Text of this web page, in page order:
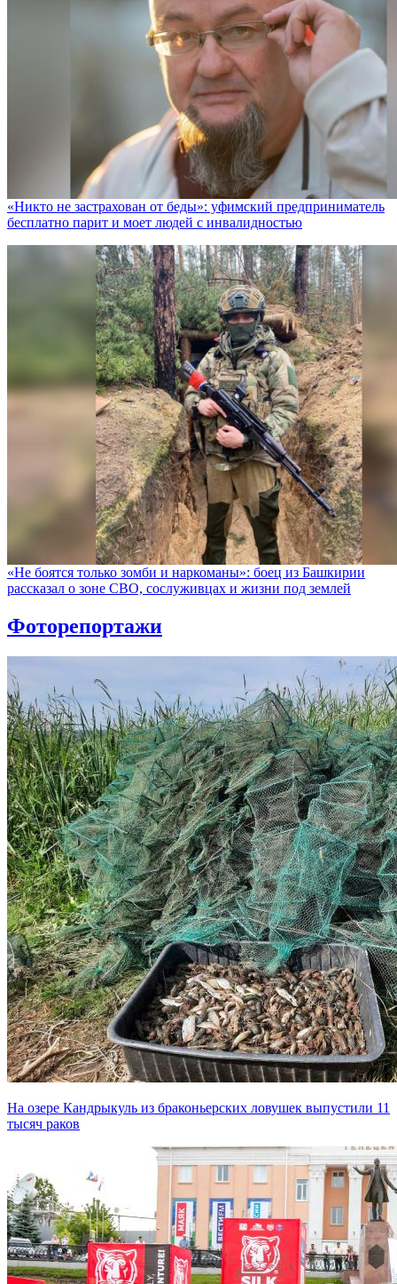
«Никто не заcтрахован от беды»: уфимский предприниматель
бесплатно парит и моет людей с инвалидностью
«Не боятся только зомби и наркоманы»: боец из Башкирии
рассказал о зоне СВО, сослуживцах и жизни под землей
Фоторепортажи
На озере Кандрыкуль из браконьерских ловушек выпустили 11
тысяч раков